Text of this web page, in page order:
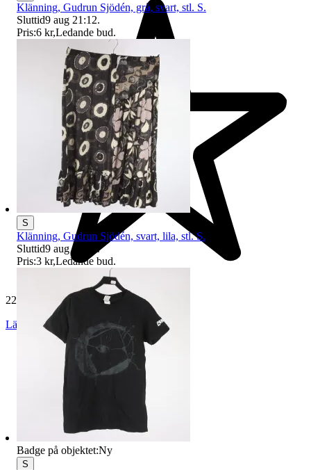
229 538 omdömen
Läs omdömen
Klänning, Gudrun Sjödén, grå, svart, stl. S.
Sluttid9 aug 21:12.
Pris:6 kr,Ledande bud.
S
Klänning, Gudrun Sjödén, svart, lila, stl. S.
Sluttid9 aug 20:43
.
Pris:3 kr,Ledande bud.
Badge på objektet:Ny
S